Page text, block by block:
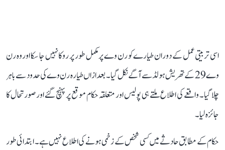
اسی تربیتی عمل کے دوران طیارے کو رن وے پر مکمل طور پر روکا نہیں جا سکا اور وہ رن
وے 29 کے تھریش ہولڈ سے آگے نکل گیا۔ بعد ازاں طیارہ رن وے کی حدود سے باہر
چلا گیا۔ واقعے کی اطلاع ملتے ہی پولیس اور متعلقہ حکام موقع پر پہنچ گئے اور صورتحال کا
جائزہ لیا۔
حکام کے مطابق حادثے میں کسی شخص کے زخمی ہونے کی اطلاع نہیں ہے۔ ابتدائی طور